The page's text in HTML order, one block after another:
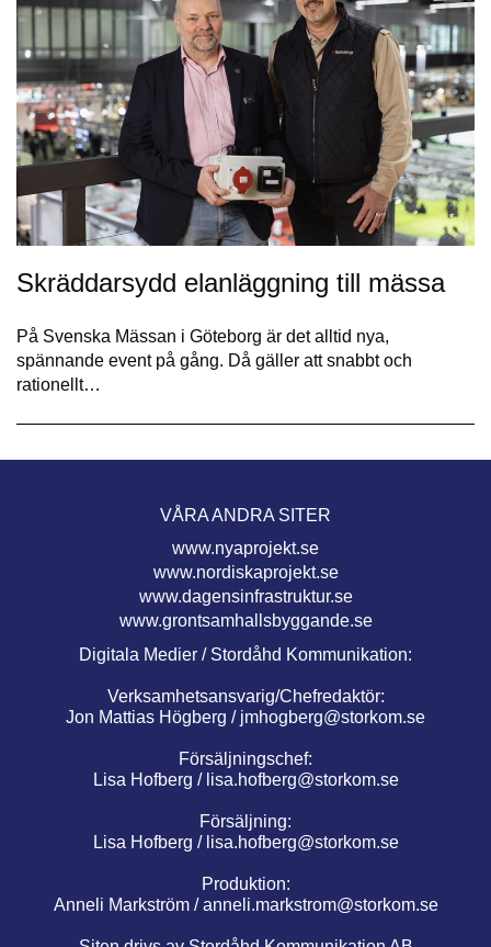
Skräddarsydd elanläggning till mässa
På Svenska Mässan i Göteborg är det alltid nya,
spännande event på gång. Då gäller att snabbt och
rationellt…
VÅRA ANDRA SITER
www.nyaprojekt.se
www.nordiskaprojekt.se
www.dagensinfrastruktur.se
www.grontsamhallsbyggande.se
Digitala Medier / Stordåhd Kommunikation:
Verksamhetsansvarig/Chefredaktör:
Jon Mattias Högberg / jmhogberg@storkom.se
Försäljningschef:
Lisa Hofberg / lisa.hofberg@storkom.se
Försäljning:
Lisa Hofberg / lisa.hofberg@storkom.se
Produktion:
Anneli Markström /anneli.markstrom@storkom.se